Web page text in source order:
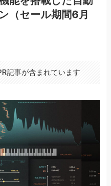
（セール期間6月
記事が含まれています